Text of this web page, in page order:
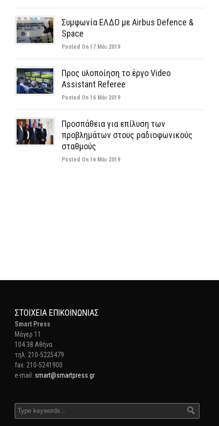
Συμφωνία ΕΛΔΟ με Airbus Defence &
Space
Posted On 17 Μάι 2019
Προς υλοποίηση το έργο Video
Assistant Referee
Posted On 16 Μάι 2019
Προσπάθεια για επίλυση των
προβλημάτων στους ραδιοφωνικούς
σταθμούς
Posted On 16 Μάι 2019
ΣΤΟΙΧΕΊΑ ΕΠΙΚΟΙΝΩΝΊΑΣ
Smart Press
Mάγερ 11
104 38 Αθήνα
τηλ: 210-5225479
fax: 210-5241900
e-mail: smart@smartpress.gr